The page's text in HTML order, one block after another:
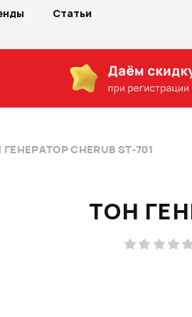
Статьи
CHERUB ST-701
ТОН